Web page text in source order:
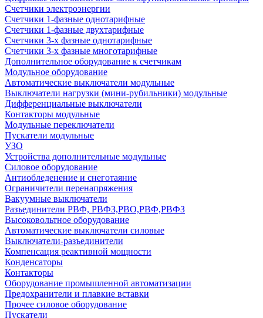
Счетчики электроэнергии
Счетчики 1-фазные однотарифные
Счетчики 1-фазные двухтарифные
Счетчики 3-х фазные однотарифные
Счетчики 3-х фазные многотарифные
Дополнительное оборудование к счетчикам
Модульное оборудование
Автоматические выключатели модульные
Выключатели нагрузки (мини-рубильники) модульные
Дифференциальные выключатели
Контакторы модульные
Модульные переключатели
Пускатели модульные
УЗО
Устройства дополнительные модульные
Силовое оборудование
Антиобледенение и снеготаяние
Ограничители перенапряжения
Вакуумные выключатели
Разъединители РВФ, РВФЗ,РВО,РВФ,РВФЗ
Высоковольтное оборудование
Автоматические выключатели cиловые
Выключатели-разъединители
Компенсация реактивной мощности
Конденсаторы
Контакторы
Оборудование промышленной автоматизации
Предохранители и плавкие вставки
Прочее силовое оборудование
Пускатели